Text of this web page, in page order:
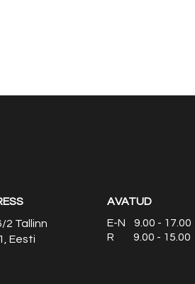
2 Tallinn
Eesti
AVATUD
E-N 9.00 - 17.00
R 9.00 - 15.00